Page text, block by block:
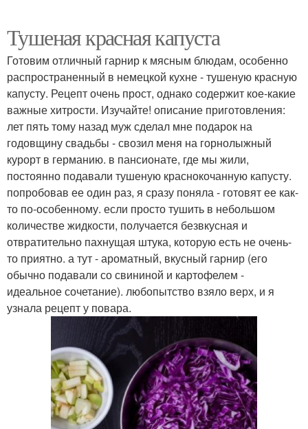
Тушеная красная капуста
Готовим отличный гарнир к мясным блюдам, особенно
распространенный в немецкой кухне - тушеную красную
капусту. Рецепт очень прост, однако содержит кое-какие
важные хитрости. Изучайте! описание приготовления:
лет пять тому назад муж сделал мне подарок на
годовщину свадьбы - свозил меня на горнолыжный
курорт в германию. в пансионате, где мы жили,
постоянно подавали тушеную краснокочанную капусту.
попробовав ее один раз, я сразу поняла - готовят ее как-
то по-особенному. если просто тушить в небольшом
количестве жидкости, получается безвкусная и
отвратительно пахнущая штука, которую есть не очень-
то приятно. а тут - ароматный, вкусный гарнир (его
обычно подавали со свининой и картофелем -
идеальное сочетание). любопытство взяло верх, и я
узнала рецепт у повара.